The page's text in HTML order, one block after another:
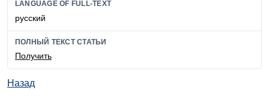
LANGUAGE OF FULL-TEXT
русский
ПОЛНЫЙ ТЕКСТ СТАТЬИ
Получить
Назад